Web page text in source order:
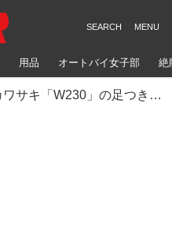
用品 オートバイ女子部 絶
カワサキ「W230」の足つき・取り回しをチェック！ 所有欲を満たすこだわりの各部装備を徹底解剖